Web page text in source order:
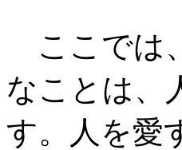
ここでは
なことは、
す。人を愛